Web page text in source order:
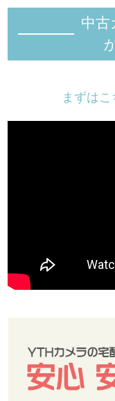
中古
まずは